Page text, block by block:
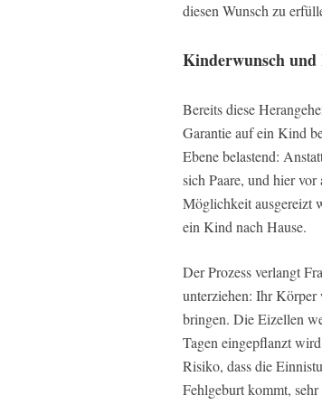
diesen Wunsch zu
Kinderwunsch
Bereits diese
Garantie auf ein Kind
Ebene belastend:
sich Paare, und hier
Möglichkeit ausgereizt
ein Kind nach Hause.
Der Prozess verlangt
unterziehen: Ihr
bringen. Die Eizellen
Tagen eingepflanzt
Risiko, dass die
Fehlgeburt kommt,